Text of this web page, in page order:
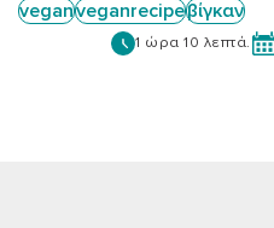
veganveganrecipeβίγκαν
1 ώρα 10 λεπτά.